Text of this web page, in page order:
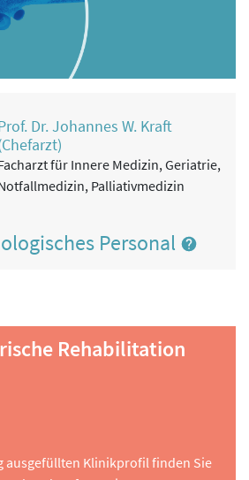
Dr. Johannes W. Kraft
für Innere Medizin, Geriatrie,
Palliativmedizin
Personal
Rehabilitation
ausgefüllten Klinikprofil finden Sie